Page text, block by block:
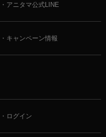
アニタマ公式LINE
キャンペーン情報
ログイン